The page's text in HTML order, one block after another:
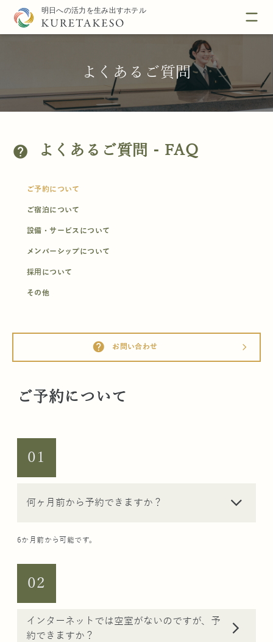
よくあるご質問
help よくあるご質問 - FAQ
ご予約について
ご宿泊について
設備・サービスについて
メンバーシップについて
採用について
その他
help お問い合わせ arrow_forward_ios
ご予約について
01
何ヶ月前から予約できますか？ arrow_forward_ios
6か月前から可能です。
02
インターネットでは空室がないのですが、予
約できますか？
arrow_forward_ios